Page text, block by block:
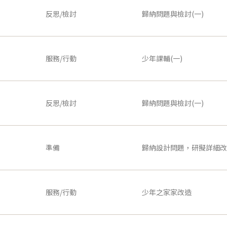
反思/檢討 歸納問題與檢討(一)
服務/行動 少年課輔(一)
反思/檢討 歸納問題與檢討(一)
準備 歸納設計問題，研擬詳細
服務/行動 少年之家家改造